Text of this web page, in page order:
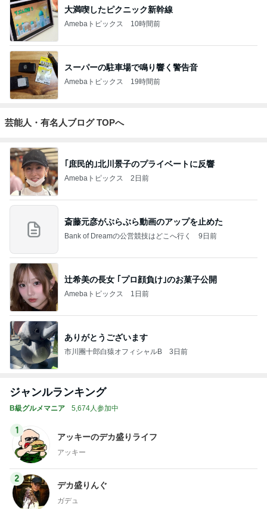
大満喫したピクニック新幹線
Amebaトピックス 10時間前
スーパーの駐車場で鳴り響く警告音
Amebaトピックス 19時間前
芸能人・有名人ブログ TOPへ
｢庶民的｣北川景子のプライベートに反響
Amebaトピックス 2日前
斎藤元彦がぶらぶら動画のアップを止めた
Bank of Dreamの公営競技はどこへ行く 9日前
辻希美の長女 ｢プロ顔負け｣のお菓子公開
Amebaトピックス 1日前
ありがとうございます
市川團十郎白猿オフィシャルB 3日前
ジャンルランキング
B級グルメマニア 5,674人参加中
1
アッキーのデカ盛りライフ
アッキー
2
デカ盛りんぐ
ガデュ